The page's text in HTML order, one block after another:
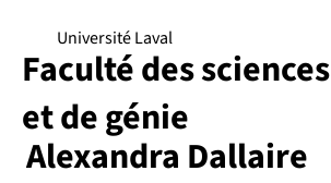
Alexandra Dallaire
Université Laval
Faculté des sciences
et de génie